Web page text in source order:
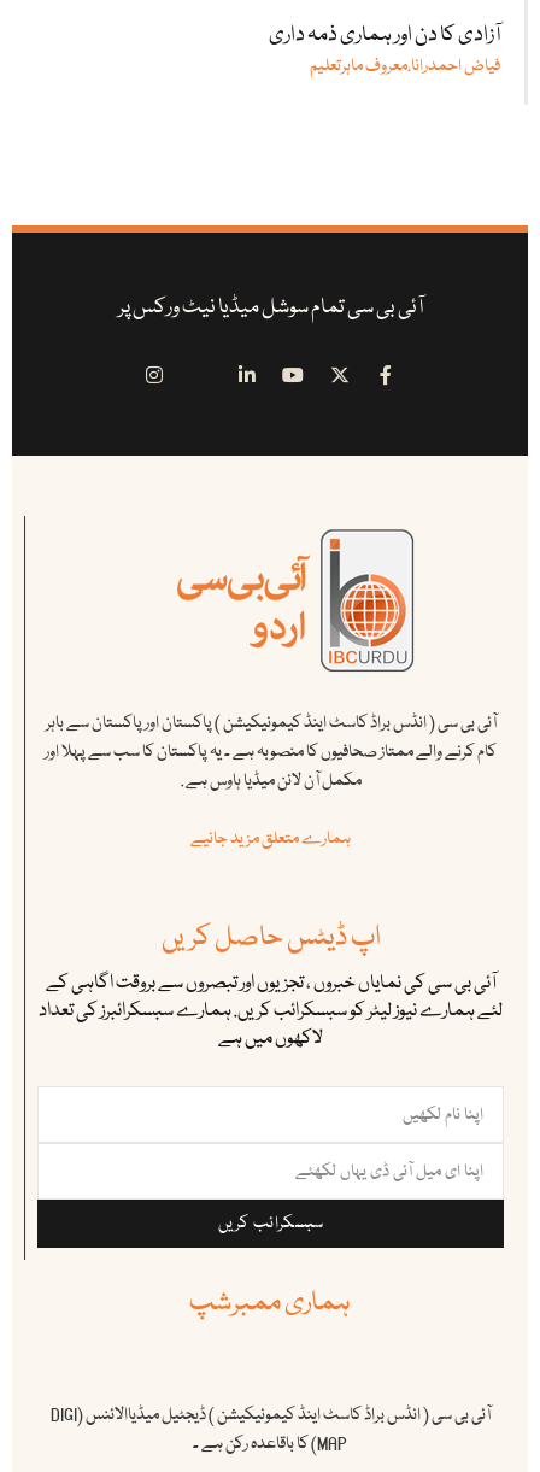
آزادی کا دن اور ہماری ذمہ داری
فیاض احمدرانا،معروف ماہرتعلیم
آئی بی سی تمام سوشل میڈیا نیٹ ورکس پر
آئی بی سی ( انڈس براڈ کاسٹ اینڈ کیمونیکیشن ) پاکستان اور پاکستان سے باہر
کام کرنے والے ممتاز صحافیوں کا منصوبہ ہے ۔ یہ پاکستان کا سب سے پہلا اور
مکمل آن لائن میڈیا ہاوس ہے .
ہمارے متعلق مزید جانیے
اپ ڈیٹس حاصل کریں
آئی بی سی کی نمایاں خبروں ، تجزیوں اور تبصروں سے بروقت اگاہی کے
لئے ہمارے نیوز لیٹر کو سبسکرائب کریں. ہمارے سبسکرائبرز کی تعداد
لاکھوں میں ہے
سبسکرائب کریں
ہماری ممبرشپ
آئی بی سی ( انڈس براڈ کاسٹ اینڈ کیمونیکیشن ) ڈیجٹیل میڈیاالائنس (DIGI
MAP) کا باقاعدہ رکن ہے ۔